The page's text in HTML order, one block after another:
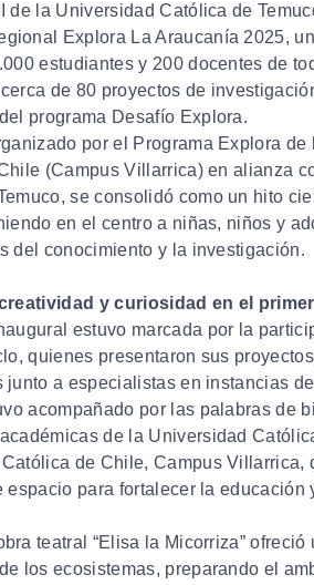
de la Universidad Católica de
Explora La Araucanía 2025,
estudiantes y 200 docentes de
de 80 proyectos de
programa Desafío Explora.
por el Programa Explora de
(Campus Villarrica) en alianza
se consolidó como un hito
en el centro a niñas, niños y
del conocimiento y la investigación.
y curiosidad en el
estuvo marcada por la
quienes presentaron sus
junto a especialistas en instancias
acompañado por las palabras de
de la Universidad
de Chile, Campus Villarrica,
espacio para fortalecer la educación
teatral “Elisa la Micorriza”
los ecosistemas, preparando el